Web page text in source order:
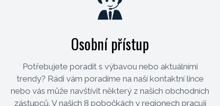
Osobní přístup
Potřebujete poradit s výbavou nebo aktuálními
trendy? Rádi vám poradíme na naší kontaktní lince
nebo vás může navštívit některý z našich obchodních
zástupců. V našich 8 pobočkách v regionech pracují